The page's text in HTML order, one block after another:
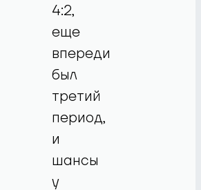
4:2,
еще
впереди
был
третий
период,
и
шансы
у